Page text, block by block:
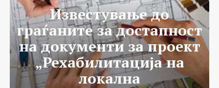
Известување до
граѓаните за достапност
на документи за проект
„Рехабилитација на
локална